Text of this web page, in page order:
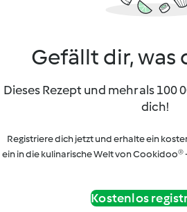
Gefällt dir, was
Dieses Rezept und mehr als 100
dich!
Registriere dich jetzt und erhalte ein
ein in die kulinarische Welt von
Kostenlos